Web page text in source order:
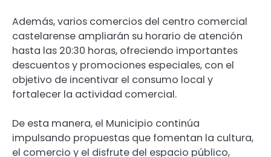
Además, varios comercios del centro comercial
castelarense ampliarán su horario de atención
hasta las 20:30 horas, ofreciendo importantes
descuentos y promociones especiales, con el
objetivo de incentivar el consumo local y
fortalecer la actividad comercial.
De esta manera, el Municipio continúa
impulsando propuestas que fomentan la cultura,
el comercio y el disfrute del espacio público,